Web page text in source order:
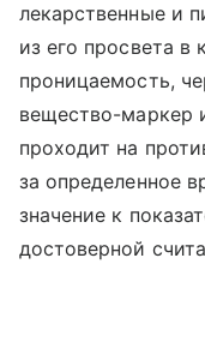
лекарственные и
из его просвета в
проницаемость,
вещество-маркер
проходит на
за определенное
значение к
достоверной